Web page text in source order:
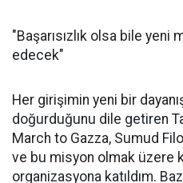
"Başarısızlık olsa bile yeni
edecek"
Her girişimin yeni bir
doğurduğunu dile getiren
March to Gazza, Sumud
ve bu misyon olmak üzere
organizasyona katıldım.